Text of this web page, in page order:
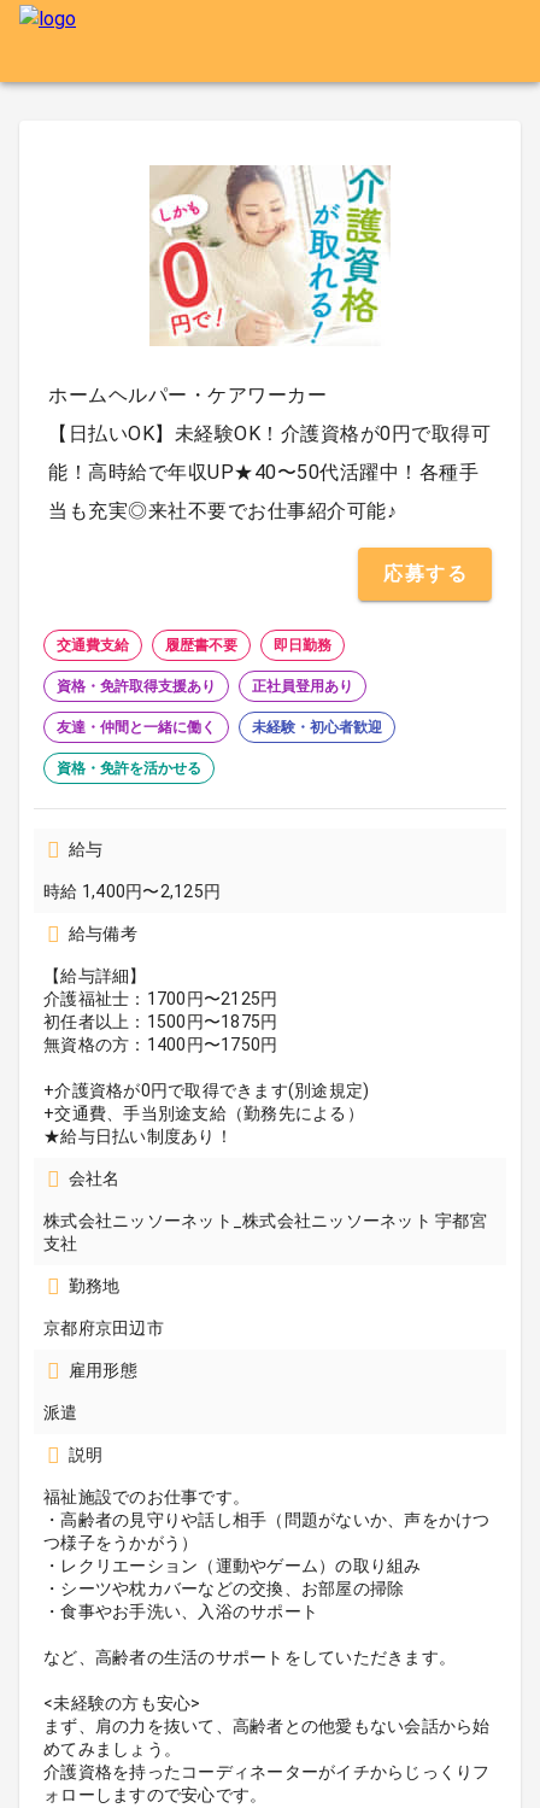
ホームヘルパー・ケアワーカー
【日払いOK】未経験OK！介護資格が0円で取得可
能！高時給で年収UP★40〜50代活躍中！各種手
当も充実◎来社不要でお仕事紹介可能♪
応募する
交通費支給 履歴書不要 即日勤務
資格・免許取得支援あり 正社員登用あり
友達・仲間と一緒に働く 未経験・初心者歓迎
資格・免許を活かせる
給与
時給 1,400円〜2,125円
給与備考
【給与詳細】
介護福祉士：1700円〜2125円
初任者以上：1500円〜1875円
無資格の方：1400円〜1750円
+介護資格が0円で取得できます(別途規定)
+交通費、手当別途支給（勤務先による）
★給与日払い制度あり！
会社名
株式会社ニッソーネット_株式会社ニッソーネット 宇都宮
支社
勤務地
京都府京田辺市
雇用形態
派遣
説明
福祉施設でのお仕事です。
・高齢者の見守りや話し相手（問題がないか、声をかけつ
つ様子をうかがう）
・レクリエーション（運動やゲーム）の取り組み
・シーツや枕カバーなどの交換、お部屋の掃除
・食事やお手洗い、入浴のサポート
など、高齢者の生活のサポートをしていただきます。
<未経験の方も安心>
まず、肩の力を抜いて、高齢者との他愛もない会話から始
めてみましょう。
介護資格を持ったコーディネーターがイチからじっくりフ
ォローしますので安心です。